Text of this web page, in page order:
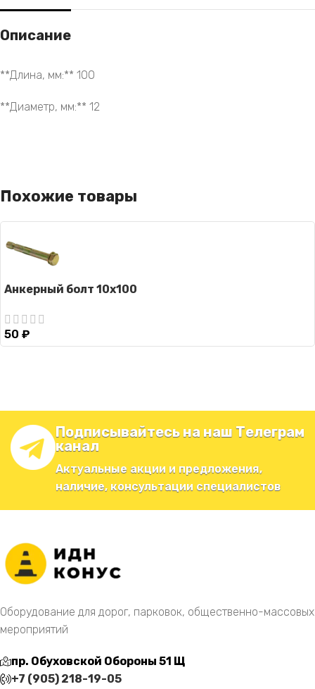
Описание
**Длина, мм:** 100
**Диаметр, мм:** 12
Похожие товары
Анкерный болт 10х100
50 ₽
Подписывайтесь на наш Телеграм
канал
Актуальные акции и предложения,
наличие, консультации специалистов
Оборудование для дорог, парковок, общественно-массовых
мероприятий
пр. Обуховской Обороны 51 Щ
+7 (905) 218-19-05